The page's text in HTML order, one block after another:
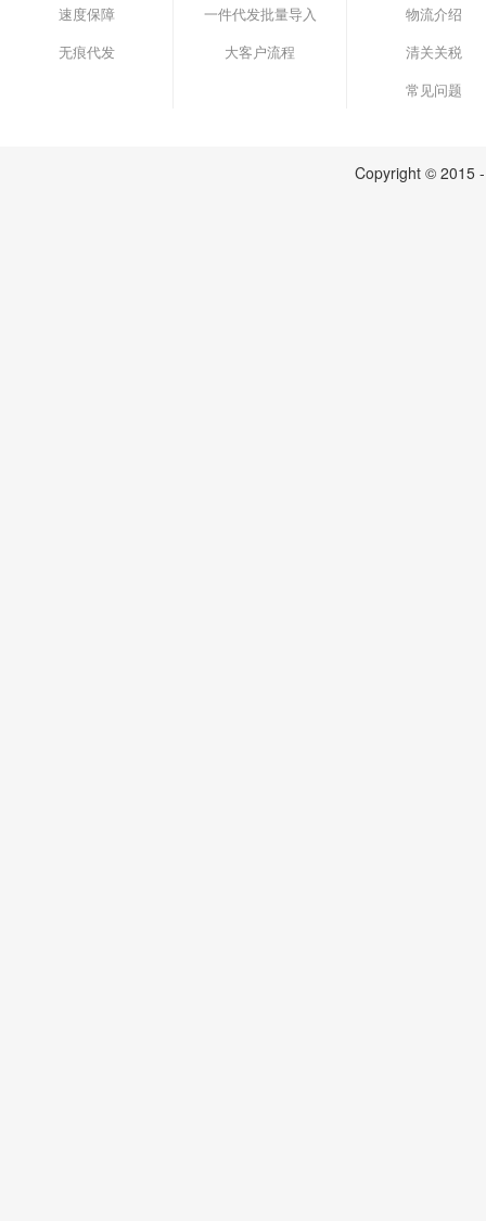
速度保障
无痕代发
一件代发批量导入
大客户流程
物流介绍
清关关税
常见问题
Copyright © 2015